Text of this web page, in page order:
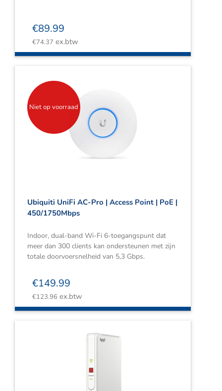
€89.99
€74.37 ex.btw
Niet op voorraad
Ubiquiti UniFi AC-Pro | Access Point | PoE |
450/1750Mbps
Indoor, dual-band Wi-Fi 6-toegangspunt dat
meer dan 300 clients kan ondersteunen met zijn
totale doorvoersnelheid van 5,3 Gbps.
€149.99
€123.96 ex.btw